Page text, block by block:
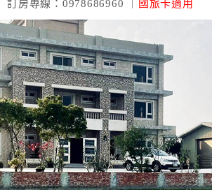
訂房專線：0978686960 ｜
國旅卡適用